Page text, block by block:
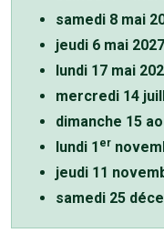
samedi 8 mai
jeudi 6 mai 2027
lundi 17 mai
mercredi 14
dimanche 15
lundi 1 er
jeudi 11
samedi 25